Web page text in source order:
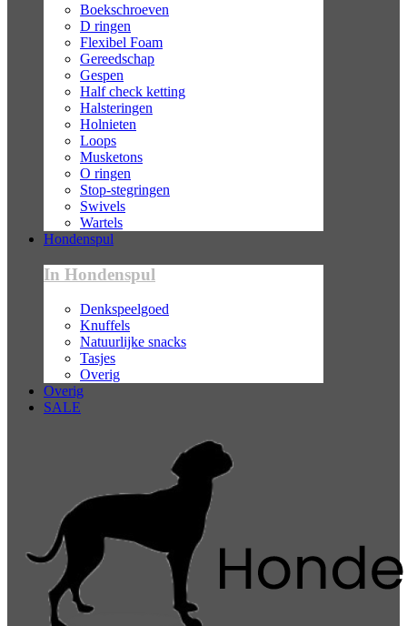
Boekschroeven
D ringen
Flexibel Foam
Gereedschap
Gespen
Half check ketting
Halsteringen
Holnieten
Loops
Musketons
O ringen
Stop-stegringen
Swivels
Wartels
Hondenspul
In Hondenspul
Denkspeelgoed
Knuffels
Natuurlijke snacks
Tasjes
Overig
Overig
SALE